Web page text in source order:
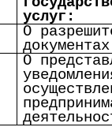
услуг:
О
документах
О